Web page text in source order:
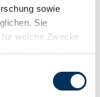
sowie
Sie
welche Zwecke